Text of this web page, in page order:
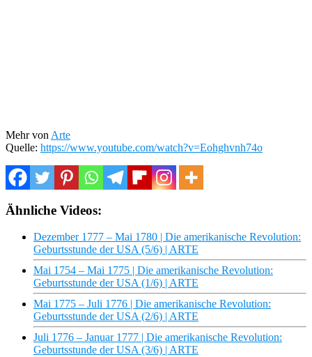
Mehr von Arte
Quelle: https://www.youtube.com/watch?v=Eohghvnh74o
Ähnliche Videos:
Dezember 1777 – Mai 1780 | Die amerikanische Revolution:
Geburtsstunde der USA (5/6) | ARTE
Mai 1754 – Mai 1775 | Die amerikanische Revolution:
Geburtsstunde der USA (1/6) | ARTE
Mai 1775 – Juli 1776 | Die amerikanische Revolution:
Geburtsstunde der USA (2/6) | ARTE
Juli 1776 – Januar 1777 | Die amerikanische Revolution:
Geburtsstunde der USA (3/6) | ARTE